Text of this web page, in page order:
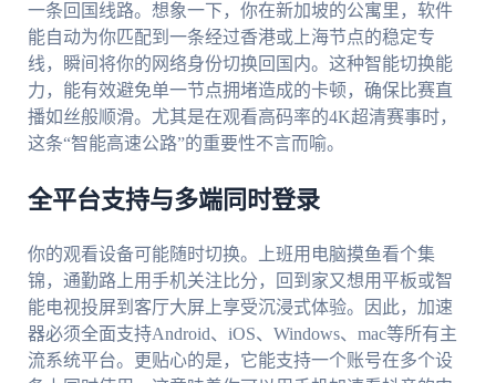
一条回国线路。想象一下，你在新加坡的公寓里，软件
能自动为你匹配到一条经过香港或上海节点的稳定专
线，瞬间将你的网络身份切换回国内。这种智能切换能
力，能有效避免单一节点拥堵造成的卡顿，确保比赛直
播如丝般顺滑。尤其是在观看高码率的4K超清赛事时，
这条“智能高速公路”的重要性不言而喻。
全平台支持与多端同时登录
你的观看设备可能随时切换。上班用电脑摸鱼看个集
锦，通勤路上用手机关注比分，回到家又想用平板或智
能电视投屏到客厅大屏上享受沉浸式体验。因此，加速
器必须全面支持Android、iOS、Windows、mac等所有主
流系统平台。更贴心的是，它能支持一个账号在多个设